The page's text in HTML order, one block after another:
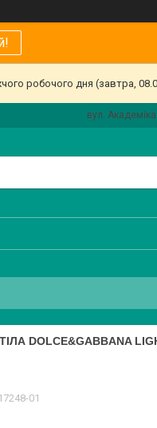
робочого дня (завтра,
вул.
01